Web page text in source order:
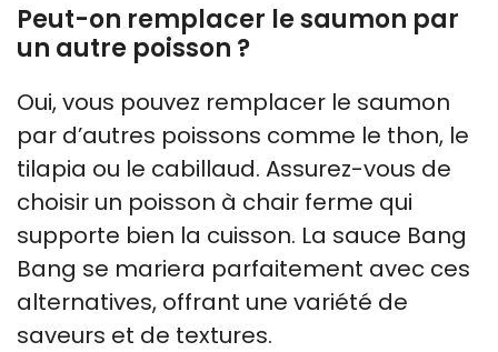
Peut-on remplacer le saumon par
un autre poisson ?
Oui, vous pouvez remplacer le saumon
par d’autres poissons comme le thon, le
tilapia ou le cabillaud. Assurez-vous de
choisir un poisson à chair ferme qui
supporte bien la cuisson. La sauce Bang
Bang se mariera parfaitement avec ces
alternatives, offrant une variété de
saveurs et de textures.